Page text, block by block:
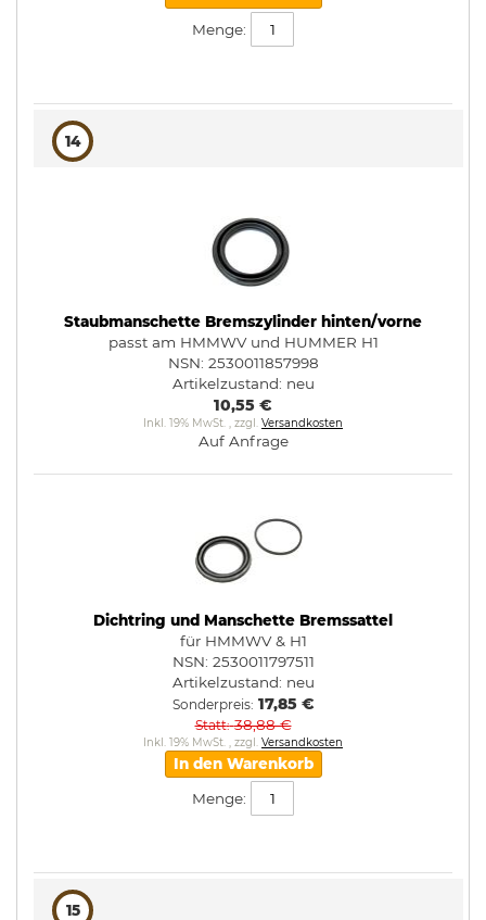
Menge:
14
Staubmanschette Bremszylinder hinten/vorne
passt am HMMWV und HUMMER H1
NSN: 2530011857998
Artikelzustand: neu
10,55 €
Inkl. 19% MwSt. , zzgl. Versandkosten
Auf Anfrage
Dichtring und Manschette Bremssattel
für HMMWV & H1
NSN: 2530011797511
Artikelzustand: neu
Sonderpreis 17,85 €
Statt 38,88 €
Inkl. 19% MwSt. , zzgl. Versandkosten
In den Warenkorb
Menge:
15